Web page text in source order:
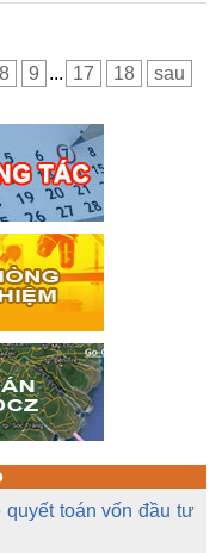
8 9 ... 17 18 sau
toán vốn đầu tư